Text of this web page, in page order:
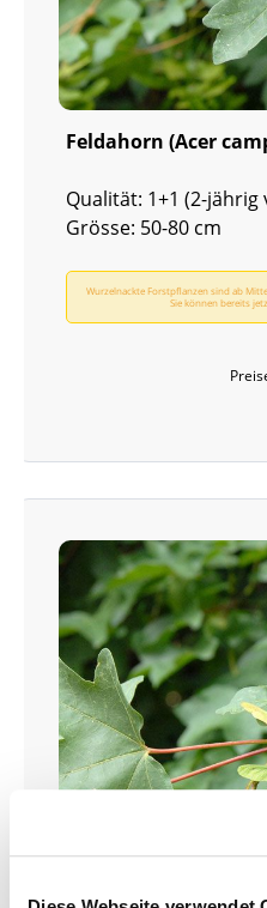
Feldahorn (Acer
Qualität: 1+1 (2-jährig
Grösse: 50-80 cm
Wurzelnackte Forstpflanzen sind ab
Sie können bereits